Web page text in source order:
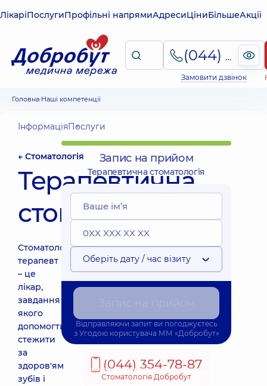
ЛікаріПослугиПрофільні напрямиАдресиЦіниБільшеАкції
(044) 495-2-888
Замовити дзвінок
Головна Наші компетенції
ІнформаціяПослуги
← Стоматологія
Терапевтична
стоматологія
Стоматолог-
терапевт
– це
лікар,
завдання
якого
допомогти
стежити
за
здоров'ям
зубів і
Запис на прийом
Терапевтична стоматологія
Оберіть дату / час візиту
Відправляючи запит ви погоджуєтесь
з Угодою користувача ММ «Добробут»
(044) 354-78-87
Стоматологія Добробут